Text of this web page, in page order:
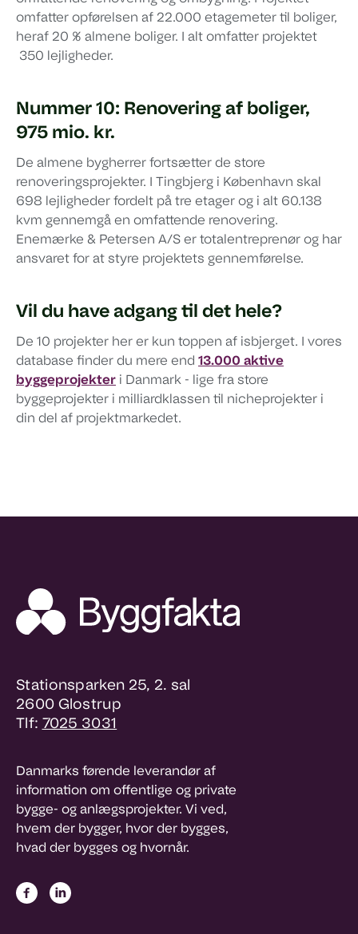
omfatter opførelsen af 22.000 etagemeter til boliger,
heraf 20 % almene boliger. I alt omfatter projektet
350 lejligheder.
Nummer 10: Renovering af boliger,
975 mio. kr.
De almene bygherrer fortsætter de store
renoveringsprojekter. I Tingbjerg i København skal
698 lejligheder fordelt på tre etager og i alt 60.138
kvm gennemgå en omfattende renovering.
Enemærke & Petersen A/S er totalentreprenør og har
ansvaret for at styre projektets gennemførelse.
Vil du have adgang til det hele?
De 10 projekter her er kun toppen af isbjerget. I vores
database finder du mere end 13.000 aktive
byggeprojekter i Danmark - lige fra store
byggeprojekter i milliardklassen til nicheprojekter i
din del af projektmarkedet.
Stationsparken 25, 2. sal
2600 Glostrup
Tlf: 7025 3031
Danmarks førende leverandør af
information om offentlige og private
bygge- og anlægsprojekter. Vi ved,
hvem der bygger, hvor der bygges,
hvad der bygges og hvornår.